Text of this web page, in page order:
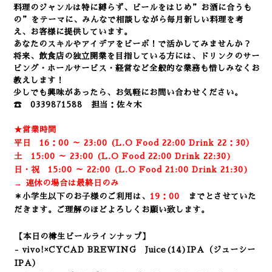
料理のジャンルは特に縛らず、ビールをはじめ”お酒に合うも
の”をテーマに、みんなで相談しながら毎月新しい料理を考
え、お客様に提供しています。
あなたのスキルやアイデアをビーボ！で活かしてみませんか？
将来、飲食店の独立開業を目指している方には、ドリンクのサー
ビング・ホールサービス・経営など全般的な業務も惜しみなくお
教えします！
少しでも興味があったら、お気軽にお問い合わせください。
☎ 0339871588 担当：佐々木
★営業時間
平日 16：00 ～ 23:00 (L.O Food 22:00 Drink 22：30）
土 15:00 ～ 23:00 (L.O Food 22:00 Drink 22:30)
日・祝 15:00 ～ 22:00 (L.O Food 21:00 Drink 21:30)
→ 連休の場合は最終日のみ
＊小学生以下のお子様のご利用は、 19：00
までとさせていた
だきます。ご理解のほどよろしくお願い致します。
【本日の樽生ビールラインナップ】
- vivo!×CYCAD BREWING Juice(14)IPA （ジューシー
IPA）